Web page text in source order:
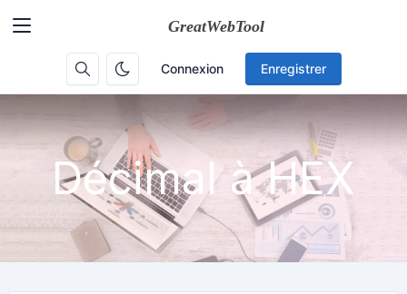
Connexion Enregistrer
Décimal à HEX